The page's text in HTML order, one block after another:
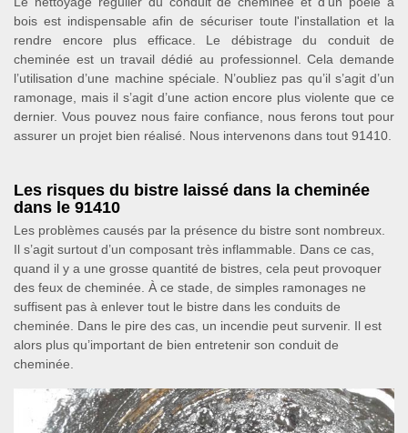
bois est indispensable afin de sécuriser toute l'installation et la
rendre encore plus efficace. Le débistrage du conduit de
cheminée est un travail dédié au professionnel. Cela demande
l’utilisation d’une machine spéciale. N’oubliez pas qu’il s’agit d’un
ramonage, mais il s’agit d’une action encore plus violente que ce
dernier. Vous pouvez nous faire confiance, nous ferons tout pour
assurer un projet bien réalisé. Nous intervenons dans tout 91410.
Les risques du bistre laissé dans la cheminée
dans le 91410
Les problèmes causés par la présence du bistre sont nombreux.
Il s’agit surtout d’un composant très inflammable. Dans ce cas,
quand il y a une grosse quantité de bistres, cela peut provoquer
des feux de cheminée. À ce stade, de simples ramonages ne
suffisent pas à enlever tout le bistre dans les conduits de
cheminée. Dans le pire des cas, un incendie peut survenir. Il est
alors plus qu’important de bien entretenir son conduit de
cheminée.